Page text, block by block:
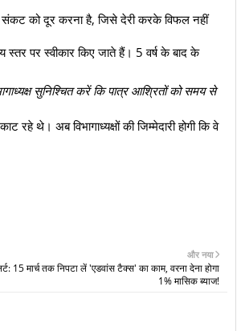
संकट को दूर करना है, जिसे देरी करके विफल नहीं
पर स्वीकार किए जाते हैं। 5 वर्ष के बाद के
सुनिश्चित करें कि पात्र आश्रितों को समय से
थे। अब विभागाध्यक्षों की जिम्मेदारी होगी कि वे
और नया
15 मार्च तक निपटा लें 'एडवांस टैक्स' का काम, वरना देना होगा
1% मासिक ब्याज!